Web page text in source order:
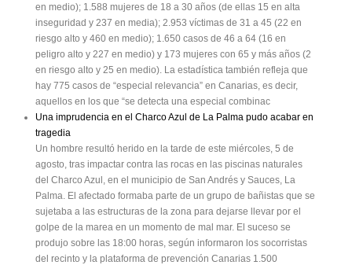
en medio); 1.588 mujeres de 18 a 30 años (de ellas 15 en alta
inseguridad y 237 en media); 2.953 víctimas de 31 a 45 (22 en
riesgo alto y 460 en medio); 1.650 casos de 46 a 64 (16 en
peligro alto y 227 en medio) y 173 mujeres con 65 y más años (2
en riesgo alto y 25 en medio). La estadística también refleja que
hay 775 casos de “especial relevancia” en Canarias, es decir,
aquellos en los que “se detecta una especial combinac
Una imprudencia en el Charco Azul de La Palma pudo acabar en
tragedia
Un hombre resultó herido en la tarde de este miércoles, 5 de
agosto, tras impactar contra las rocas en las piscinas naturales
del Charco Azul, en el municipio de San Andrés y Sauces, La
Palma. El afectado formaba parte de un grupo de bañistas que se
sujetaba a las estructuras de la zona para dejarse llevar por el
golpe de la marea en un momento de mal mar. El suceso se
produjo sobre las 18:00 horas, según informaron los socorristas
del recinto y la plataforma de prevención Canarias 1.500